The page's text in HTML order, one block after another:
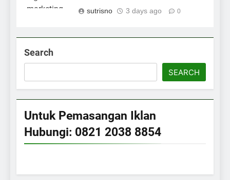
sutrisno 3 days ago 0
Search
SEARCH
Untuk Pemasangan Iklan
Hubungi: 0821 2038 8854